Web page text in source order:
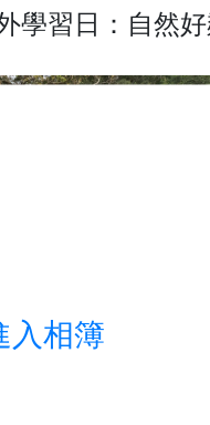
學習日：自然
入相簿